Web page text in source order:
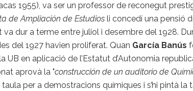
1955), va ser un professor de reconegut
de Ampliación de Estudios li concedí una pensió
dur a terme entre juliol i desembre del 1928.
del 1927 havien proliferat. Quan García Banús
UB en aplicació de l’Estatut d’Autonomia
aprovà la "construcción de un auditorio de
taula per a demostracions químiques i s’hi pintà